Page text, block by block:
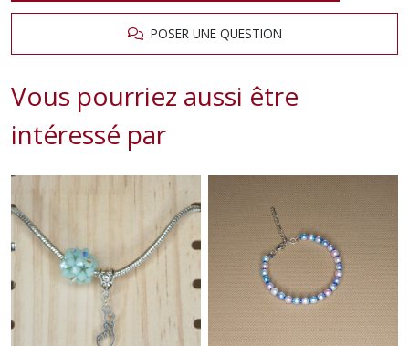
POSER UNE QUESTION
Vous pourriez aussi être
intéressé par